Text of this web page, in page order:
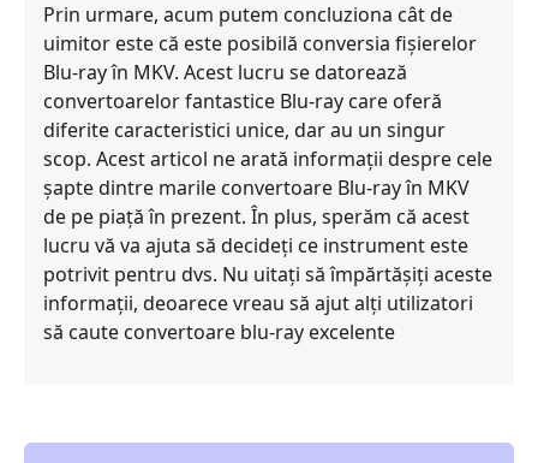
Prin urmare, acum putem concluziona cât de
uimitor este că este posibilă conversia fișierelor
Blu-ray în MKV. Acest lucru se datorează
convertoarelor fantastice Blu-ray care oferă
diferite caracteristici unice, dar au un singur
scop. Acest articol ne arată informații despre cele
șapte dintre marile convertoare Blu-ray în MKV
de pe piață în prezent. În plus, sperăm că acest
lucru vă va ajuta să decideți ce instrument este
potrivit pentru dvs. Nu uitați să împărtășiți aceste
informații, deoarece vreau să ajut alți utilizatori
să caute convertoare blu-ray excelente